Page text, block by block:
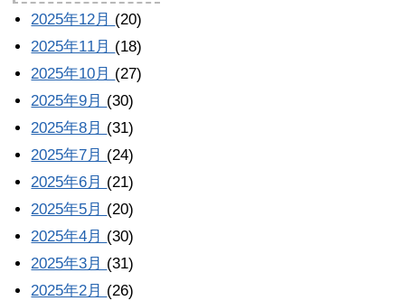
2025年12月 (20)
2025年11月 (18)
2025年10月 (27)
2025年9月 (30)
2025年8月 (31)
2025年7月 (24)
2025年6月 (21)
2025年5月 (20)
2025年4月 (30)
2025年3月 (31)
2025年2月 (26)